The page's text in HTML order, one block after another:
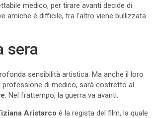
medico, per tirare avanti decide di
amiche è difficile, tra l’altro viene bullizzata
sera
sensibilità artistica. Ma anche il loro
di medico, sarà costretto al
. Nel frattempo, la guerra va avanti.
Aristarco è la regista del film, la quale